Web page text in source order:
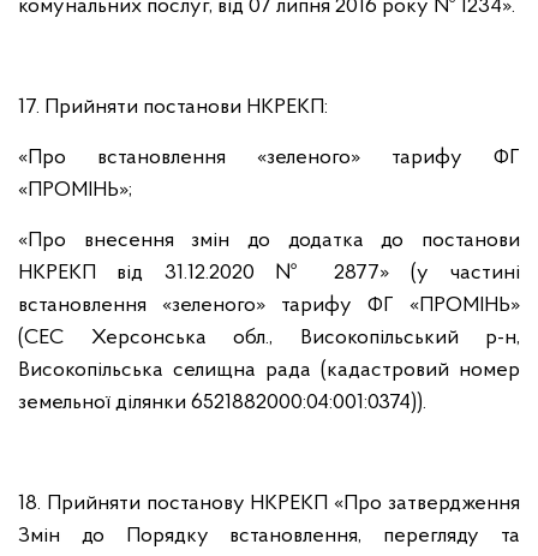
комунальних послуг, від 07 липня 2016 року № 1234».
17. Прийняти постанови НКРЕКП:
«Про встановлення «зеленого» тарифу ФГ
«ПРОМІНЬ»;
«Про внесення змін до додатка до постанови
НКРЕКП від 31.12.2020 № 2877» (у частині
встановлення «зеленого» тарифу ФГ «ПРОМІНЬ»
(СЕС Херсонська обл., Високопільський р-н,
Високопільська селищна рада (кадастровий номер
земельної ділянки 6521882000:04:001:0374)).
18. Прийняти постанову НКРЕКП «Про затвердження
Змін до Порядку встановлення, перегляду та